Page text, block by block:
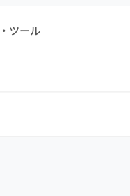
ツール